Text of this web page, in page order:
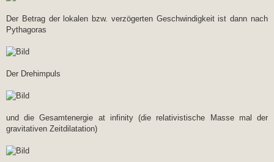
Der Betrag der lokalen bzw. verzögerten Geschwindigkeit ist dann nach
Pythagoras
Der Drehimpuls
und die Gesamtenergie at infinity (die relativistische Masse mal der
gravitativen Zeitdilatation)